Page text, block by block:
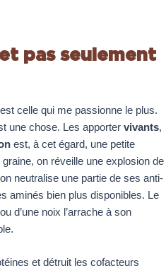
pas seulement
celle qui me passionne le plus.
une chose. Les apporter vivants,
est, à cet égard, une petite
on réveille une explosion de
neutralise une partie de ses anti-
aminés bien plus disponibles. Le
d’une noix l’arrache à son
et détruit les cofacteurs